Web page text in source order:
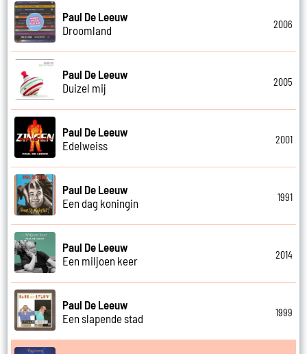
Paul De Leeuw
Droomland
2006
Paul De Leeuw
Duizel mij
2005
Paul De Leeuw
Edelweiss
2001
Paul De Leeuw
Een dag koningin
1991
Paul De Leeuw
Een miljoen keer
2014
Paul De Leeuw
Een slapende stad
1999